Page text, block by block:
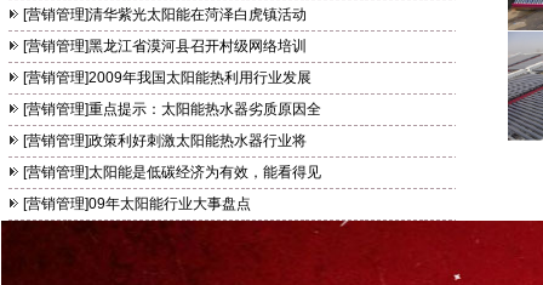
清华紫光太阳能四季舒畅系列
[营销管理]清华紫光太阳能在菏泽白虎镇活动
[营销管理]黑龙江省漠河县召开村级网络培训
[营销管理]2009年我国太阳能热利用行业发展
[营销管理]重点提示：太阳能热水器劣质原因全
[营销管理]政策利好刺激太阳能热水器行业将
[营销管理]太阳能是低碳经济为有效，能看得见
[营销管理]09年太阳能行业大事盘点